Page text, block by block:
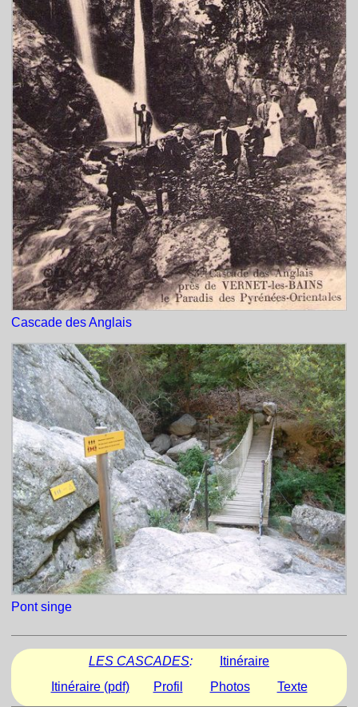
Cascade des Anglais
Pont singe
LES CASCADES:
Itinéraire
Itinéraire (pdf)
Profil Photos Texte